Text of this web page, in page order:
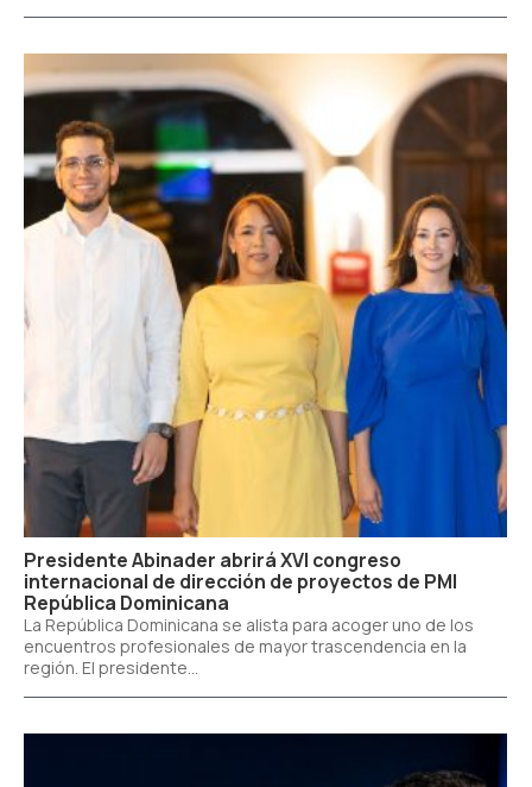
Presidente Abinader abrirá XVI congreso
internacional de dirección de proyectos de PMI
República Dominicana
La República Dominicana se alista para acoger uno de los
encuentros profesionales de mayor trascendencia en la
región. El presidente...